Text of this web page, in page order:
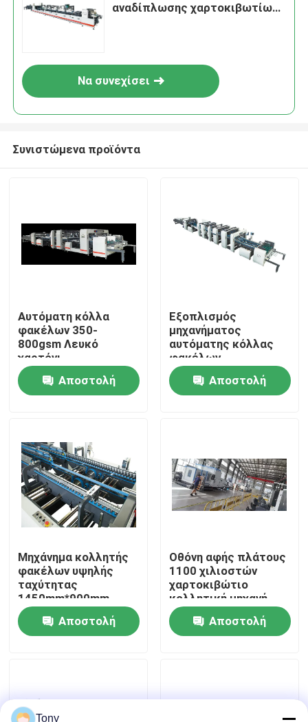
Σπίτι
Προϊόντα
περιοδεία στο εργοστάσιο
Έλεγχος ποιότητας
Ειδήσεις
Υποθέσεις
Laminator φλαούτων μηχανή
αναδίπλωσης χαρτοκιβωτίων
Να συνεχίσει
Συνιστώμενα προϊόντα
Αυτόματη κόλλα
φακέλων 350-
800gsm Λευκό
χαρτόνι
Αποστολή
Εξοπλισμός
μηχανήματος
αυτόματης κόλλας
φακέλων
ενσωματωμένος με
σαρωτήΑποστολή
Μηχάνημα κολλητής
φακέλων υψηλής
ταχύτητας
1450mm*900mm
250m/min
Αποστολή
Οθόνη αφής πλάτους
1100 χιλιοστών
χαρτοκιβώτιο
κολλητική μηχανή
χαμηλού θορύβου
Αποστολή
Tony